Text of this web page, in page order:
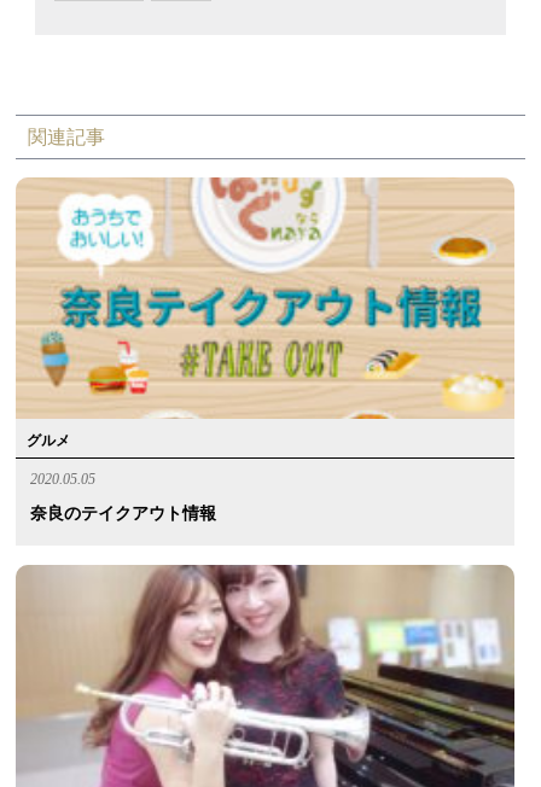
関連記事
グルメ
2020.05.05
奈良のテイクアウト情報